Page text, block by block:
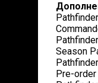
Season
Pre-